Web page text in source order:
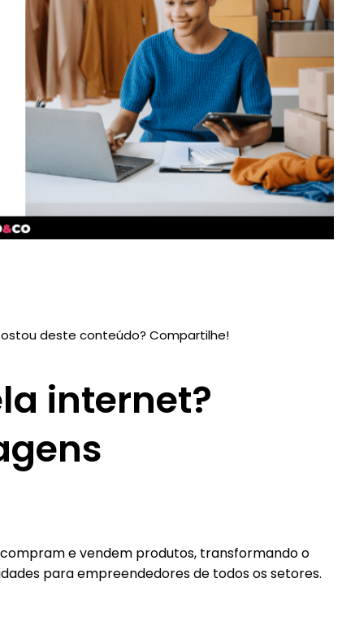
deste conteúdo? Compartilhe!
internet?
e vendem produtos, transformando o
para empreendedores de todos os setores.